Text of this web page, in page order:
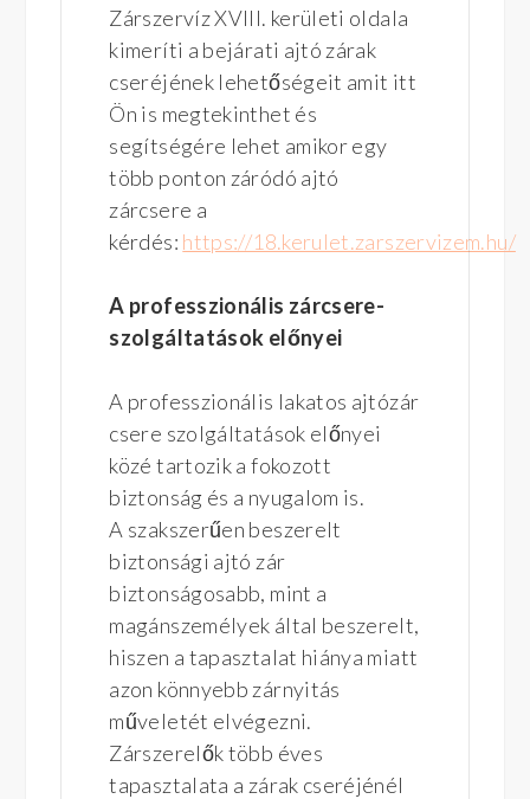
Zárszervíz XVIII. kerületi oldala
kimeríti a bejárati ajtó zárak
cseréjének lehetőségeit amit itt
Ön is megtekinthet és
segítségére lehet amikor egy
több ponton záródó ajtó
zárcsere a
kérdés: https://18.kerulet.zarszervizem.hu/
A professzionális zárcsere-
szolgáltatások előnyei
A professzionális lakatos ajtózár
csere szolgáltatások előnyei
közé tartozik a fokozott
biztonság és a nyugalom is.
A szakszerűen beszerelt
biztonsági ajtó zár
biztonságosabb, mint a
magánszemélyek által beszerelt,
hiszen a tapasztalat hiánya miatt
azon könnyebb zárnyitás
műveletét elvégezni.
Zárszerelők több éves
tapasztalata a zárak cseréjénél